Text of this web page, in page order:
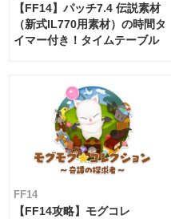
【FF14】パッチ7.4 伝説素材
（新式IL770用素材）の時間タ
イマー付き！タイムテーブル
FF14
【FF14攻略】モグコレ